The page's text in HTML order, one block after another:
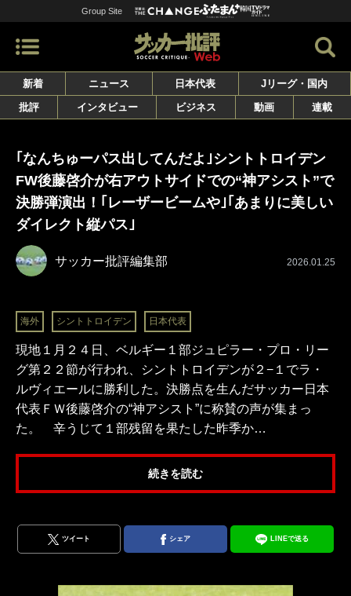
Group Site
新着 ニュース 日本代表
Jリーグ・国内
批評
インタビュー ビジネス 動画 連載
｢なんちゅーパス出してんだよ｣シントトロイデン
FW後藤啓介が右アウトサイドでの“神アシスト”で
決勝弾演出！｢レーザービームや｣｢あまりに美しい
ダイレクト縦パス｣
サッカー批評編集部 2026.01.25
海外 シントトロイデン 日本代表
現地１月２４日、ベルギー１部ジュピラー・プロ・リー
グ第２２節が行われ、シントトロイデンが２−１でラ・
ルヴィエールに勝利した。決勝点を生んだサッカー日本
代表ＦＷ後藤啓介の“神アシスト”に称賛の声が集まっ
た。 辛うじて１部残留を果たした昨季か…
続きを読む
ツイート シェア LINEで送る